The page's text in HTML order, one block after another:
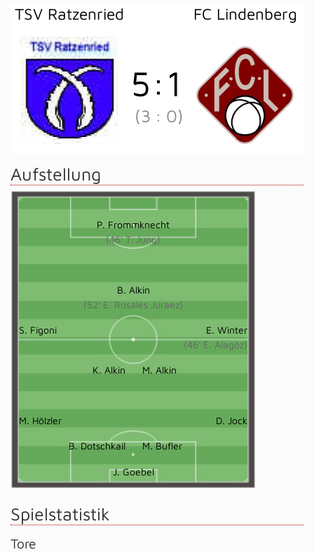
TSV Ratzenried FC Lindenberg
5 : 1
(3 : 0)
Aufstellung
P. Frommknecht
(46' T. Jung)
B. Alkin
(52' E. Rosales Juraez)
S. Figoni
E. Winter
(46' E. Alagöz)
K. Alkin M. Alkin
M. Hölzler D. Jock
B. Dotschkail M. Bufler
J. Goebel
Spielstatistik
Tore